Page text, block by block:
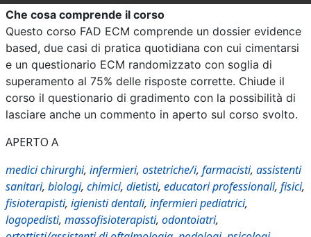
Che cosa comprende il corso
Questo corso FAD ECM comprende un dossier evidence
based, due casi di pratica quotidiana con cui cimentarsi
e un questionario ECM randomizzato con soglia di
superamento al 75% delle risposte corrette. Chiude il
corso il questionario di gradimento con la possibilità di
lasciare anche un commento in aperto sul corso svolto.
APERTO A
medici chirurghi, infermieri, ostetriche/i, farmacisti, assistenti
sanitari, biologi, chimici, dietisti, educatori professionali, fisici,
fisioterapisti, igienisti dentali, infermieri pediatrici,
logopedisti, massofisioterapisti, odontoiatri,